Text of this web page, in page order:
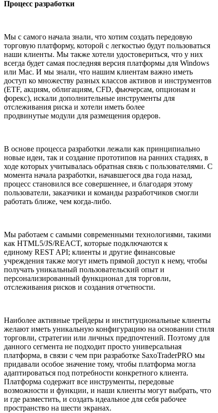
Процесс разработки
Мы с самого начала знали, что хотим создать передовую
торговую платформу, которой с легкостью будут пользоваться
наши клиенты. Мы также хотели удостовериться, что у них
всегда будет самая последняя версия платформы для Windows
или Mac. И мы знали, что нашим клиентам важно иметь
доступ ко множеству разных классов активов и инструментов
(ETF, акциям, облигациям, CFD, фьючерсам, опционам и
форекс), искали дополнительные инструменты для
отслеживания риска и хотели иметь более
продвинутые модули для размещения ордеров.
В основе процесса разработки лежали как принципиально
новые идеи, так и создание прототипов на ранних стадиях, в
ходе которых учитывалась обратная связь с пользователями. С
момента начала разработки, начавшегося два года назад,
процесс становился все совершеннее, и благодаря этому
пользователи, заказчики и команды разработчиков смогли
работать ближе, чем когда-либо.
Мы работаем с самыми современными технологиями, такими
как HTML5/JS/REACT, которые подключаются к
единому REST API; клиенты и другие финансовые
учреждения также могут иметь прямой доступ к нему, чтобы
получать уникальный пользовательский опыт и
персонализированный функционал для торговли,
отслеживания рисков и создания отчетности.
Наиболее активные трейдеры и институциональные клиенты
желают иметь уникальную конфигурацию на основании стиля
торговли, стратегии или личных предпочтений. Поэтому для
данного сегмента не подходит просто универсальная
платформа, в связи с чем при разработке SaxoTraderPRO мы
придавали особое значение тому, чтобы платформа могла
адаптироваться под потребности конкретного клиента.
Платформа содержит все инструменты, передовые
возможности и функции, и наши клиенты могут выбрать, что
и где разместить, и создать идеальное для себя рабочее
пространство на шести экранах.